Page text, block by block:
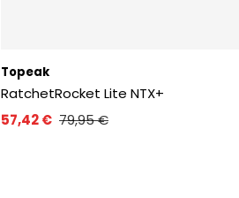
Topeak
RatchetRocket Lite NTX+
57,42 € 79,95 €